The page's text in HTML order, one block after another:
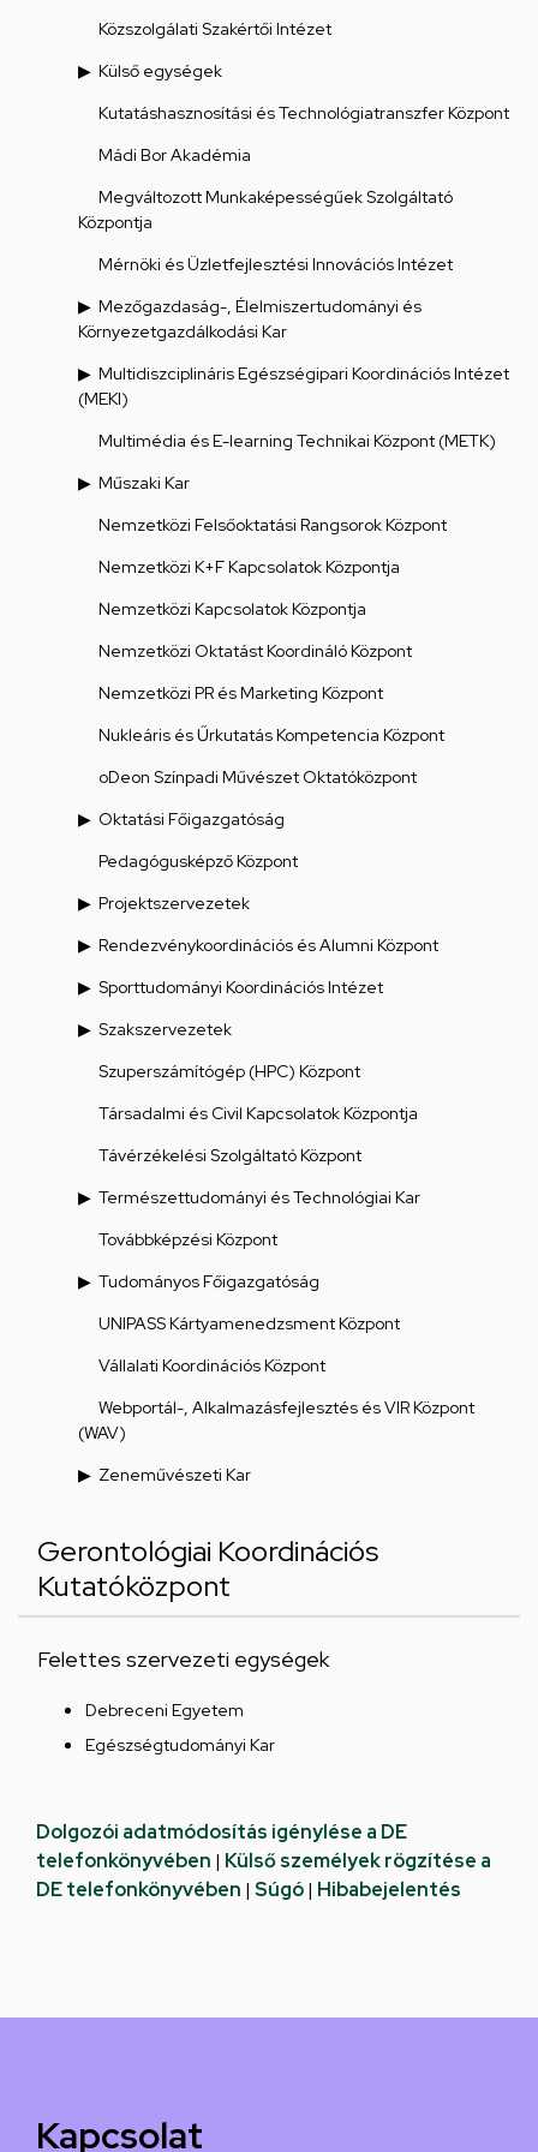
Közszolgálati Szakértői Intézet
Külső egységek
Kutatáshasznosítási és Technológiatranszfer Központ
Mádi Bor Akadémia
Megváltozott Munkaképességűek Szolgáltató
Központja
Mérnöki és Üzletfejlesztési Innovációs Intézet
Mezőgazdaság-, Élelmiszertudományi és
Környezetgazdálkodási Kar
Multidiszciplináris Egészségipari Koordinációs Intézet
(MEKI)
Multimédia és E-learning Technikai Központ (METK)
Műszaki Kar
Nemzetközi Felsőoktatási Rangsorok Központ
Nemzetközi K+F Kapcsolatok Központja
Nemzetközi Kapcsolatok Központja
Nemzetközi Oktatást Koordináló Központ
Nemzetközi PR és Marketing Központ
Nukleáris és Űrkutatás Kompetencia Központ
oDeon Színpadi Művészet Oktatóközpont
Oktatási Főigazgatóság
Pedagógusképző Központ
Projektszervezetek
Rendezvénykoordinációs és Alumni Központ
Sporttudományi Koordinációs Intézet
Szakszervezetek
Szuperszámítógép (HPC) Központ
Társadalmi és Civil Kapcsolatok Központja
Távérzékelési Szolgáltató Központ
Természettudományi és Technológiai Kar
Továbbképzési Központ
Tudományos Főigazgatóság
UNIPASS Kártyamenedzsment Központ
Vállalati Koordinációs Központ
Webportál-, Alkalmazásfejlesztés és VIR Központ
(WAV)
Zeneművészeti Kar
Gerontológiai Koordinációs
Kutatóközpont
Felettes szervezeti egységek
Debreceni Egyetem
Egészségtudományi Kar
Dolgozói adatmódosítás igénylése a DE
telefonkönyvében | Külső személyek rögzítése a
DE telefonkönyvében | Súgó| Hibabejelentés
Kapcsolat